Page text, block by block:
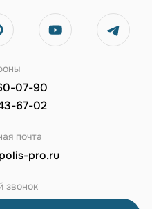
07-90
67-02
почта
pro.ru
звонок